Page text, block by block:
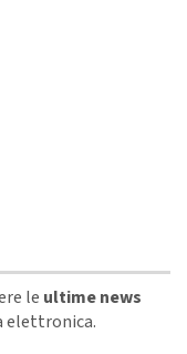
le ultime news
elettronica.